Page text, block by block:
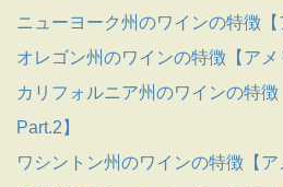
ニューヨーク州のワインの特徴【
オレゴン州のワインの特徴【アメ
カリフォルニア州のワインの特
Part.2】
ワシントン州のワインの特徴【ア